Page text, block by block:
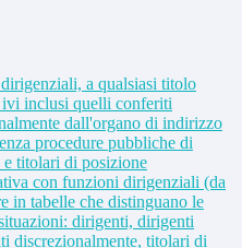
a qualsiasi titolo
inclusi quelli conferiti
dall'organo di indirizzo
procedure pubbliche di
e titolari di posizione
con funzioni dirigenziali (da
in tabelle che distinguano le
dirigenti, dirigenti
discrezionalmente, titolari di